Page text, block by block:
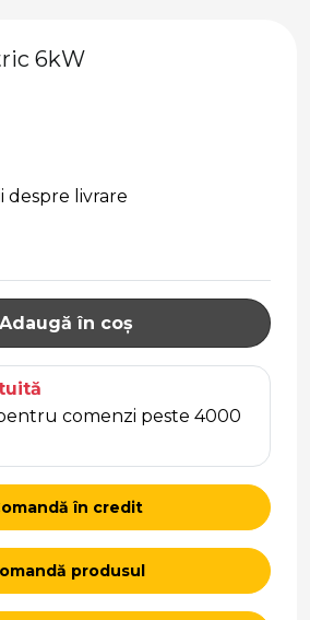
6kW
despre livrare
Adaugă în coș
comenzi peste 4000
în credit
produsul